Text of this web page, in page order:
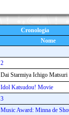
Cronologia
Nome
Starmiya Ichigo Matsuri
Katsudou! Movie
Award: Minna de